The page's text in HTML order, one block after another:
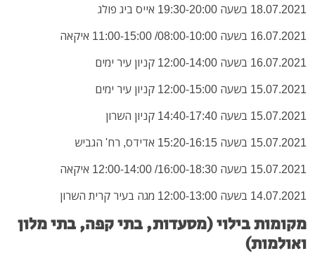
18.07.2021 בשעה 19:30-20:00 אייס ביג פולג
16.07.2021 בשעה 08:00-10:00/ 11:00-15:00
איקאה
16.07.2021 בשעה 12:00-14:00 קניון עיר ימים
15.07.2021 בשעה 12:00-15:00 קניון עיר ימים
15.07.2021 בשעה 14:40-17:40 קניון השרון
15.07.2021 בשעה 15:20-16:15 אדידס, רח' הגביש
15.07.2021 בשעה 16:00-18:30
/ 12:00-14:00
איקאה
14.07.2021 בשעה 12:00-13:00 מגה בעיר קרית השרון
מקומות בילוי (מסעדות, בתי קפה, בתי מלון
ואולמות)